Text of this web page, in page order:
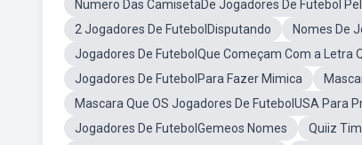
Numero Das CamisetaDe Jogadores De Futebol
2 Jogadores De FutebolDisputando
Nomes De
Jogadores De FutebolQue Começam Com a Letra
Jogadores De FutebolPara Fazer Mimica
Mascara Que OS Jogadores De FutebolUSA Para
Jogadores De FutebolGemeos Nomes
Quiiz